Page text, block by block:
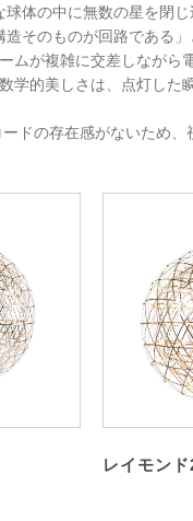
体の中に無数の星を閉
そのものが回路である」
ムが複雑に交差しながら
学的美しさは、点灯した
ドの存在感がないため
レイモン